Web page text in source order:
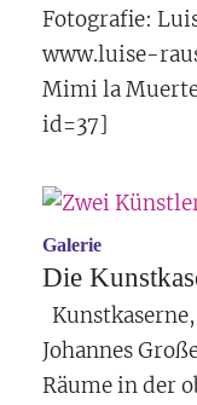
Fotografie:
www.luise-
Mimi la
id=37]
Galerie
Die
Johannes
Räume in der